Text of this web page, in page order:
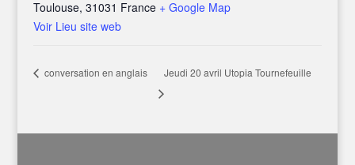
Toulouse, 31031 France + Google Map
Voir Lieu site web
conversation en anglais Jeudi 20 avril Utopia Tournefeuille